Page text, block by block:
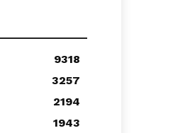
9318
3257
2194
1943